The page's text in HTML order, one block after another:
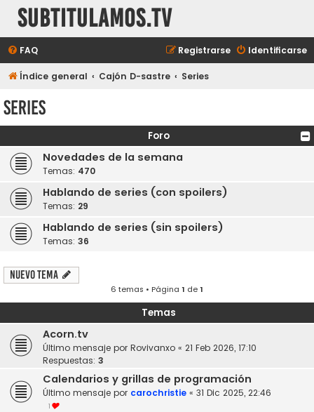
subtitulamos.tv
FAQ Identificarse
Registrarse
Índice general Cajón D-sastre Series
Series
Foro
Novedades de la semana
Temas: 470
Hablando de series (con spoilers)
Temas: 29
Hablando de series (sin spoilers)
Temas: 36
Nuevo Tema
6 temas • Página 1 de1
Temas
Acorn.tv
Último mensaje por Rovivanxo « 21 Feb 2026, 17:10
Respuestas: 3
Calendarios y grillas de programación
Último mensaje por carochristie « 31 Dic 2025, 22:46
1